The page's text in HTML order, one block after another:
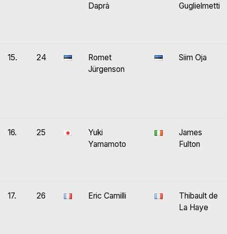
Daprà
Guglielmetti
15. 24
Romet
Jürgenson
Siim Oja
16. 25
Yuki
Yamamoto
James
Fulton
17. 26 Eric Camilli
Thibault de
La Haye